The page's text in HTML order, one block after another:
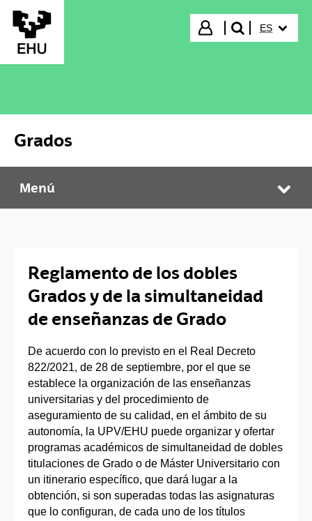
Saltar al contenido principal
Iniciar sesión
buscar"
ES
Grados
Grados
Menú
Reglamento de los dobles
Grados y de la simultaneidad
de enseñanzas de Grado
De acuerdo con lo previsto en el Real Decreto
822/2021, de 28 de septiembre, por el que se
establece la organización de las enseñanzas
universitarias y del procedimiento de
aseguramiento de su calidad, en el ámbito de su
autonomía, la UPV/EHU puede organizar y ofertar
programas académicos de simultaneidad de dobles
titulaciones de Grado o de Máster Universitario con
un itinerario específico, que dará lugar a la
obtención, si son superadas todas las asignaturas
que lo configuran, de cada uno de los títulos